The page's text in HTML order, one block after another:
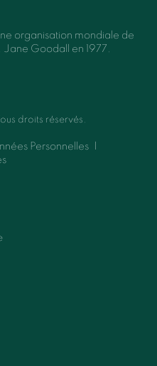
organisation mondiale de
Goodall en 1977.
droits réservés.
Personnelles